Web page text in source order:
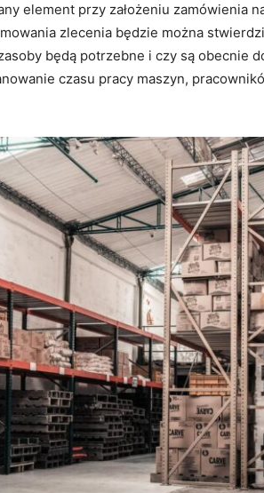
element przy założeniu zamówienia
zlecenia będzie można
będą potrzebne i czy są obecnie
czasu pracy maszyn,